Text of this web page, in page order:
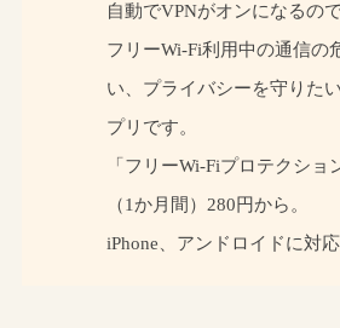
自動でVPNがオンになるの
フリーWi-Fi利用中の通信の
い、プライバシーを守りた
プリです。
「フリーWi-Fiプロテクショ
（1か月間）280円から。
iPhone、アンドロイドに対応